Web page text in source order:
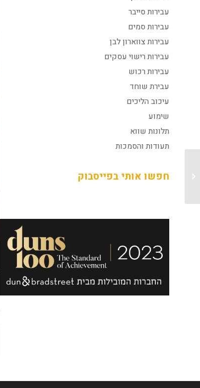
עבירות סייבר
עבירות סמים
עבירות צווארון לבן
עבירות רישוי עסקים
עבירות רכוש
עבירת שוחד
עיכוב הליכים
שימוע
תלונות שווא
תעודות והסמכות
חפשו אותי בפייסבוק
חנינה מנשיא המדינה!